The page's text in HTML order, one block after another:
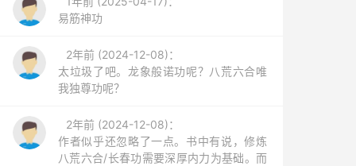
易筋神功
2年前 (2024-12-08)：
太垃圾了吧。龙象般诺功呢？八荒六合唯
我独尊功呢？
2年前 (2024-12-08)：
作者似乎还忽略了一点。书中有说，修炼
八荒六合/长春功需要深厚内力为基础。而